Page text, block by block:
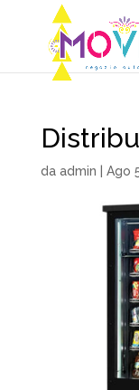
da admin Ago